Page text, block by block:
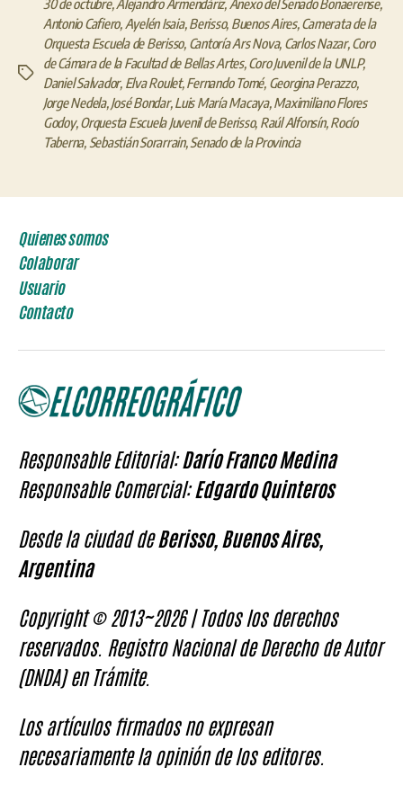
Etiquetas
30 de octubre,Alejandro Armendáriz, Anexo del Senado Bonaerense,
Antonio Cafiero, Ayelén Isaia,Berisso, Buenos Aires,Camerata de la
Orquesta Escuela de Berisso, Cantoría Ars Nova, Carlos Nazar,Coro
de Cámara de la Facultad de Bellas Artes,Coro Juvenil de la UNLP,
Daniel Salvador, Elva Roulet,Fernando Tomé, Georgina Perazzo,
Jorge Nedela,José Bondar,Luis María Macaya,Maximiliano Flores
Godoy,Orquesta Escuela Juvenil de Berisso, Raúl Alfonsín,Rocío
Taberna, Sebastián Sorarrain,Senado de la Provincia
Quienes somos
Colaborar
Usuario
Contacto
Responsable Editorial:Darío Franco Medina
Responsable Comercial:Edgardo Quinteros
Desde la ciudad deBerisso, Buenos Aires,
Argentina
Copyright © 2013~2026 | Todos los derechos
reservados. Registro Nacional de Derecho de Autor
(DNDA) en Trámite.
Los artículos firmados no expresan
necesariamente la opinión de los editores.